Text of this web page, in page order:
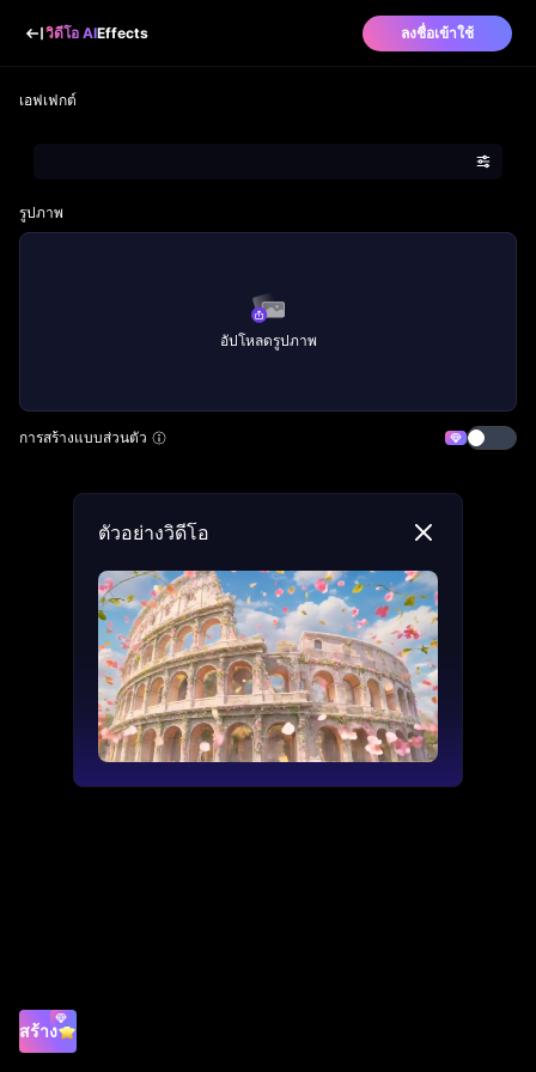
วิดีโอ AIEffects ลงชื่อเข้าใช้
เอฟเฟกต์
รูปภาพ
อัปโหลดรูปภาพ
การสร้างแบบส่วนตัว
สร้าง
ตัวอย่างวิดีโอ